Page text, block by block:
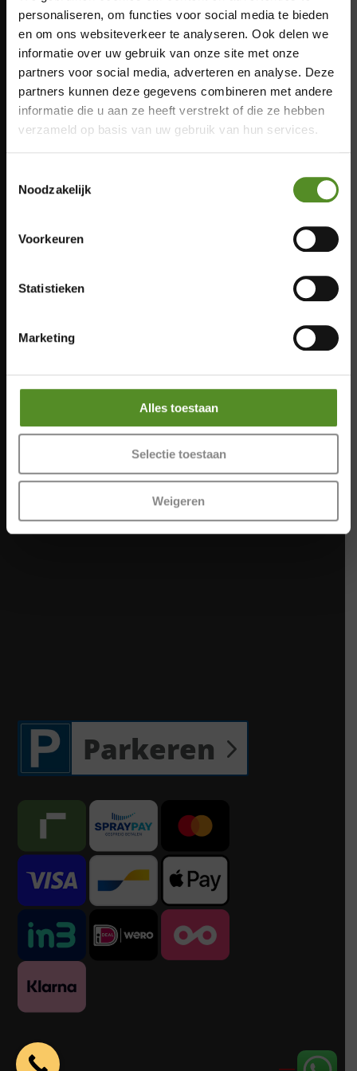
personaliseren, om functies voor social media te bieden
en om ons websiteverkeer te analyseren. Ook delen we
informatie over uw gebruik van onze site met onze
partners voor social media, adverteren en analyse. Deze
partners kunnen deze gegevens combineren met andere
informatie die u aan ze heeft verstrekt of die ze hebben
verzameld op basis van uw gebruik van hun services.
Noodzakelijk
Voorkeuren
Statistieken
Marketing
Alles toestaan
Selectie toestaan
Weigeren
Donderdag: 12:00 – 17:00
Vrijdag: 12:00 – 17:00
Zaterdag: 12:00 – 17:00
Zondag: 12:00 – 17:00
Meer info
Catharinatraat 9B, 4811XD Breda
Parkeren
Showroom Breda
Vrijdag 12:00 – 17:00
Zondag 12:00 – 17:00
×